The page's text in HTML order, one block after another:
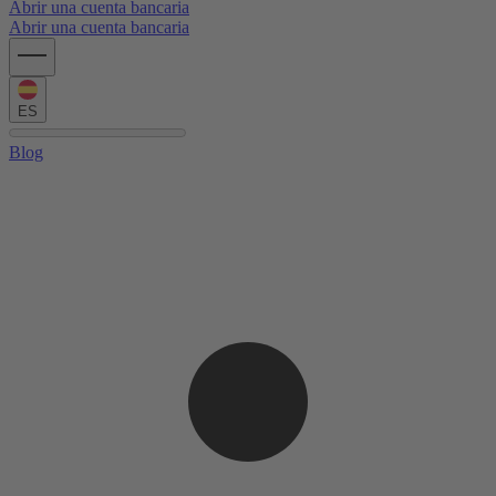
Abrir una cuenta bancaria
Abrir una cuenta bancaria
ES
Blog